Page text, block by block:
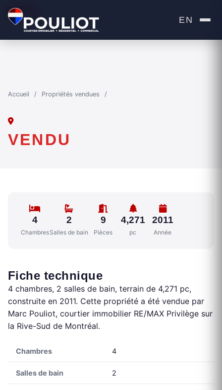
EN
Accueil / Propriétés vendues /
VENDU
VENDU
4
Chambres
2
Salles de bain
9
Pièces
4,271
pc
2011
Année
Fiche technique
4 chambres, 2 salles de bain, terrain de 4,271 pc,
construite en 2011. Cette propriété a été vendue par
Marc Pouliot, courtier immobilier RE/MAX Privilège sur
la Rive-Sud de Montréal.
Chambres 4
Salles de bain 2